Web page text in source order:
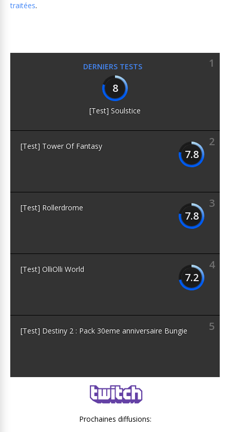
traitées.
DERNIERS TESTS
1
8
[Test] Soulstice
2
7.8
[Test] Tower Of Fantasy
3
7.8
[Test] Rollerdrome
4
7.2
[Test] OlliOlli World
5
[Test] Destiny 2 : Pack 30eme anniversaire Bungie
Prochaines diffusions: